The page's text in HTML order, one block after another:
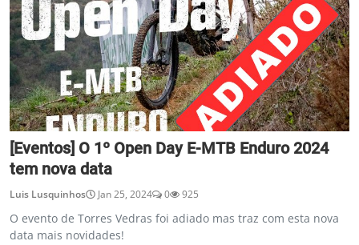
[Eventos] O 1º Open Day E-MTB Enduro 2024
tem nova data
Luis Lusquinhos Jan 25, 2024 0 925
O evento de Torres Vedras foi adiado mas traz com esta nova
data mais novidades!